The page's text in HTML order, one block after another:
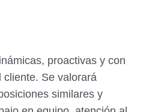
proactivas y con
cliente. Se valorará
similares y